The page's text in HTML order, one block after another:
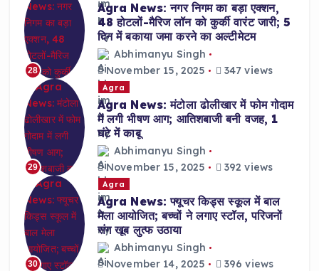
28
Agra News: नगर निगम का बड़ा एक्शन,
48 होटलों-मैरिज लॉन को कुर्की वारंट जारी; 5
दिन में बकाया जमा करने का अल्टीमेटम
Abhimanyu Singh
November 15, 2025
347 views
29
Agra
Agra News: मंटोला ढोलीखार में फोम गोदाम
में लगी भीषण आग; आतिशबाजी बनी वजह, 1
घंटे में काबू
Abhimanyu Singh
November 15, 2025
392 views
30
Agra
Agra News: फ्यूचर किड्स स्कूल में बाल
मेला आयोजित; बच्चों ने लगाए स्टॉल, परिजनों
संग खूब लुत्फ उठाया
Abhimanyu Singh
November 14, 2025
396 views